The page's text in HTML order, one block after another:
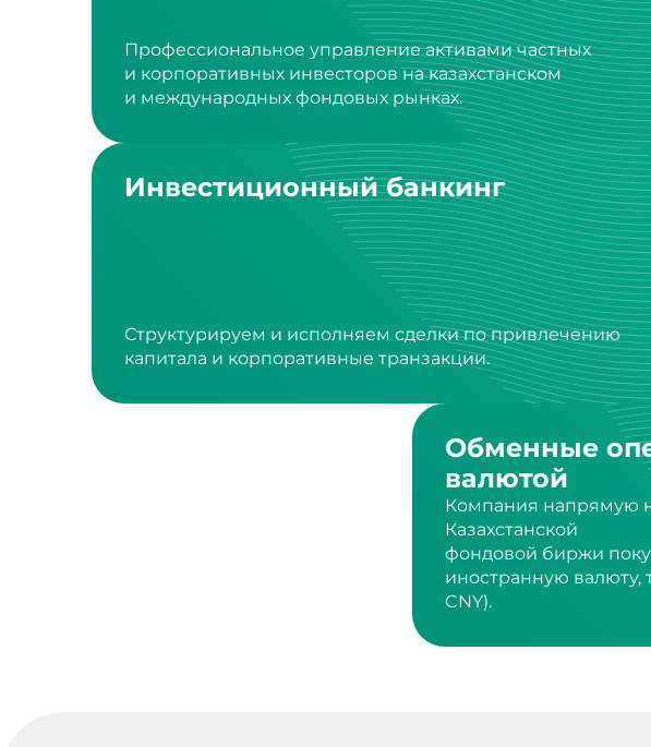
Профессиональное управление активами частных
и корпоративных инвесторов на казахстанском
и международных фондовых рынках.
Инвестиционный банкинг
Структурируем и исполняем сделки по привлечению
капитала и корпоративные транзакции.
Обменные
валютой
Компания напрямую
Казахстанской
фондовой биржи
иностранную валюту,
CNY).